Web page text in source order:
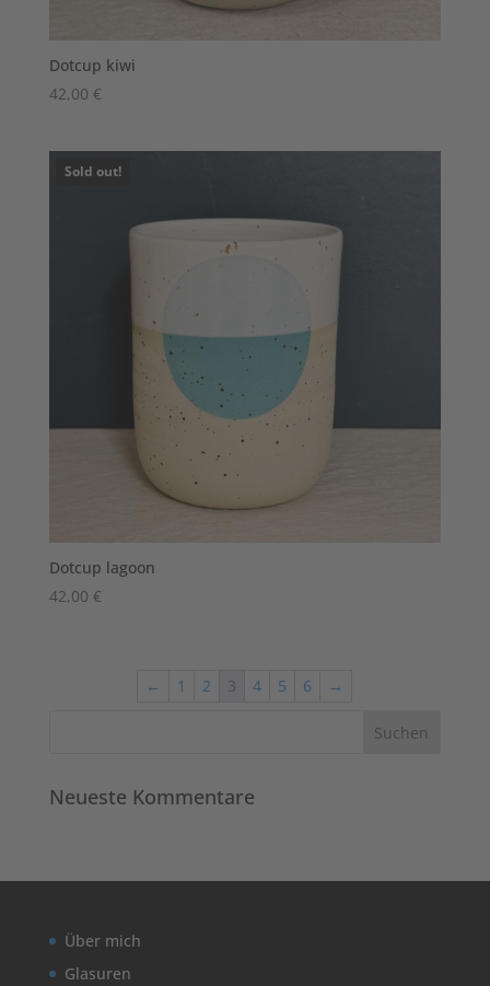
Dotcup kiwi
42,00 €
Sold out!
Dotcup lagoon
42,00 €
← 1 2 3 4 5 6 →
Neueste Kommentare
Über mich
Glasuren